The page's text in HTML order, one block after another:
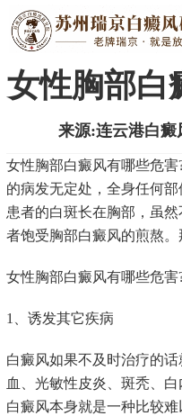
医院新闻
女性胸部白
来源:连云港白癜
女性胸部白癜风有哪些危
的病发无定处，全身任何
患者的白斑长在胸部，虽
者饱受胸部白癜风的煎熬
女性胸部白癜风有哪些危害
1、诱发其它疾病
白癜风如果不及时治疗的
血、光敏性皮炎、斑秃、
白癜风本身就是一种比较